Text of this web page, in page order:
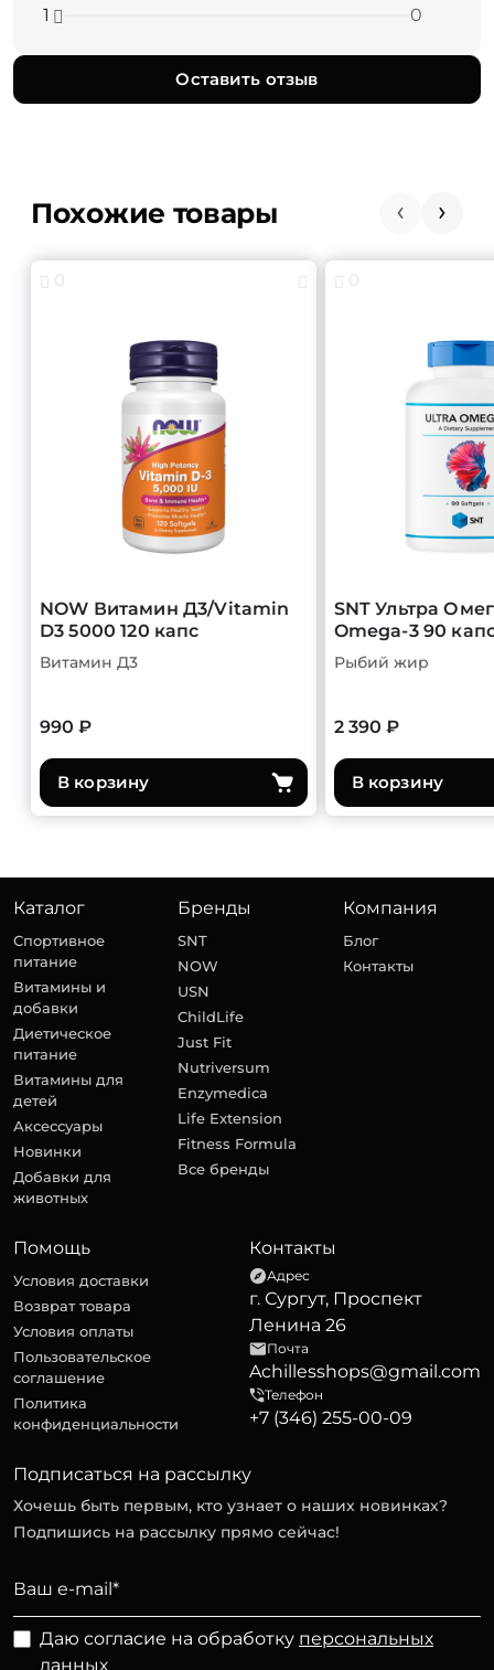
1
0
Оставить отзыв
Похожие товары
0
NOW Витамин Д3/Vitamin
D3 5000 120 капс
Витамин Д3
990 ₽
В корзину
0
SNT Ультра
Omega-3 90
Рыбий жир
2 390 ₽
В корзину
Каталог
Спортивное
питание
Витамины и
добавки
Диетическое
питание
Витамины для
детей
Аксессуары
Новинки
Добавки для
животных
Бренды
SNT
NOW
USN
ChildLife
Just Fit
Nutriversum
Enzymedica
Life Extension
Fitness Formula
Все бренды
Компания
Блог
Контакты
Помощь
Условия доставки
Возврат товара
Условия оплаты
Пользовательское
соглашение
Политика
конфиденциальности
Контакты
Адрес
г. Сургут, Проспект
Ленина 26
Почта
Achillesshops@gmail.com
Телефон
+7 (346) 255-00-09
Подписаться на рассылку
Хочешь быть первым, кто узнает о наших новинках?
Подпишись на рассылку прямо сейчас!
Даю согласие на обработку персональных
данных